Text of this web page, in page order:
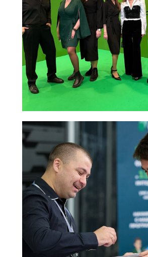
г. Москва, 1-я улица
Измайловского
Адрес
Личный кабинет
Контакты
Поддержка
Заключить договор
Карта сайта
Решения для
бизнеса
Доставка до
маркетплейсов
Все услуги
Фулфилмент для
маркетплейсов
Фулфилмент для
интернет-магазинов
Сфокусируйтесь на продажах,
а остальное возьмём на себя
Блог
Акции
Новости
Международные
сайты
Партнёрская
программа